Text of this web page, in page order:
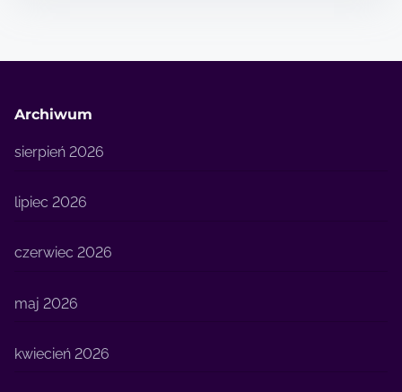
Archiwum
sierpień 2026
lipiec 2026
czerwiec 2026
maj 2026
kwiecień 2026